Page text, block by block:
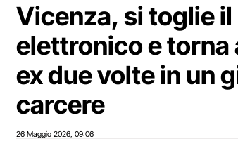
LOTTO E
Vicenza, si toglie
elettronico e torna
ex due volte in un
carcere
26 Maggio 2026 09:06